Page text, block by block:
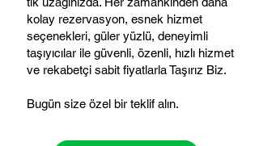
kolay rezervasyon, esnek hizmet
seçenekleri, güler yüzlü, deneyimli
taşıyıcılar ile güvenli, özenli, hızlı hizmet
ve rekabetçi sabit fiyatlarla Taşırız Biz.
Bugün size özel bir teklif alın.